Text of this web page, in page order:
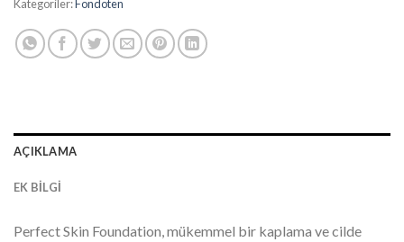
Kategoriler:Fondoten
AÇIKLAMA
EK BILGI
Perfect Skin Foundation, mükemmel bir kaplama ve cilde